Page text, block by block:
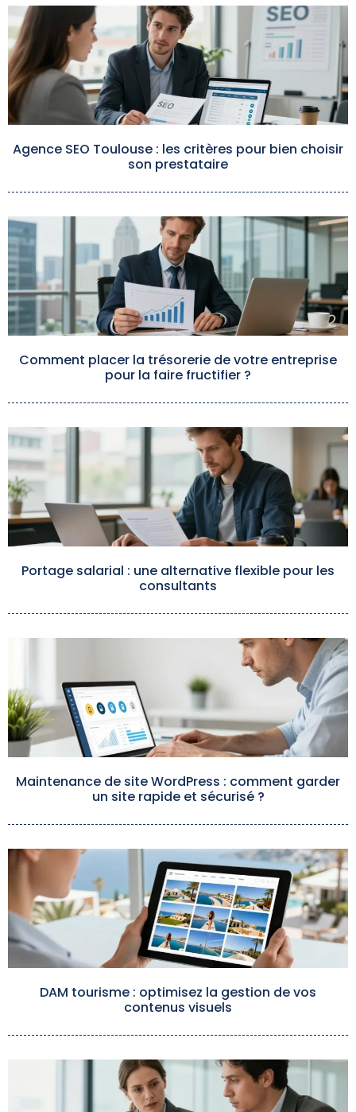
Agence SEO Toulouse : les critères pour bien choisir
son prestataire
Comment placer la trésorerie de votre entreprise
pour la faire fructifier ?
Portage salarial : une alternative flexible pour les
consultants
Maintenance de site WordPress : comment garder
un site rapide et sécurisé ?
DAM tourisme : optimisez la gestion de vos
contenus visuels